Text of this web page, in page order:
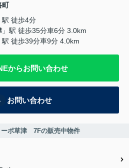
町
駅 徒歩4分
」駅 徒歩35分車6分 3.0km
駅 徒歩39分車9分 4.0km
からお問い合わせ
お問い合わせ
ーポ草津 7Fの販売中物件